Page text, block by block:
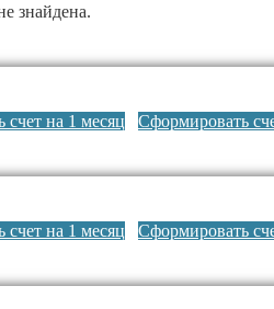
знайдена.
на 1 месяц Сформировать
на 1 месяц Сформировать